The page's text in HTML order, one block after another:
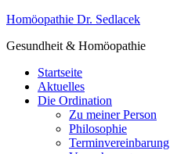
Homöopathie Dr. Sedlacek
Gesundheit & Homöopathie
Startseite
Aktuelles
Die Ordination
Zu meiner Person
Philosophie
Terminvereinbarung